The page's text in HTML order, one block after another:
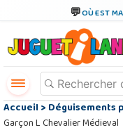
OÙ EST
Accueil>Déguisements
Garçon L Chevalier Médieval